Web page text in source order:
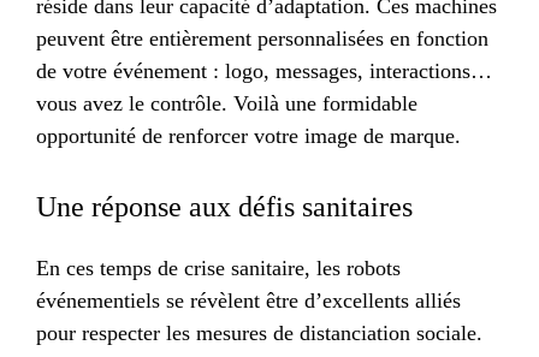
réside dans leur capacité d’adaptation. Ces machines
peuvent être entièrement personnalisées en fonction
de votre événement : logo, messages, interactions…
vous avez le contrôle. Voilà une formidable
opportunité de renforcer votre image de marque.
Une réponse aux défis sanitaires
En ces temps de crise sanitaire, les robots
événementiels se révèlent être d’excellents alliés
pour respecter les mesures de distanciation sociale.